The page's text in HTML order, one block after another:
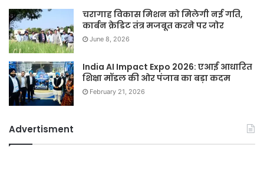
चरागाह विकास मिशन को मिलेगी नई गति,
कार्बन क्रेडिट तंत्र मजबूत करने पर जोर
June 8, 2026
India AI Impact Expo 2026: एआई आधारित
शिक्षा मॉडल की ओर पंजाब का बड़ा कदम
February 21, 2026
Advertisment